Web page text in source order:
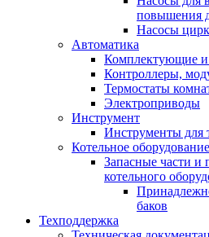
повышения
Насосы
Автоматика
Комплектующие и
Контроллеры,
Термостаты
Электроприводы
Инструмент
Инструменты для
Котельное оборудование
Запасные части и
котельного
баков
Техподдержка